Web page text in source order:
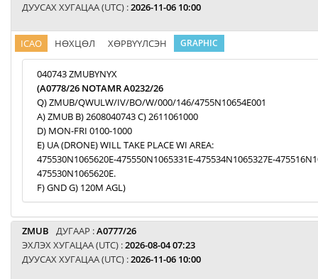
ДУУСАХ ХУГАЦАА (UTC) :2026-11-06 10:00
ICAO НӨХЦӨЛ ХӨРВҮҮЛСЭН GRAPHIC
040743 ZMUBYNYX
(A0778/26 NOTAMR A0232/26
Q) ZMUB/QWULW/IV/BO/W/000/146/4755N10654E001
A) ZMUB B) 2608040743 C) 2611061000
D) MON-FRI 0100-1000
E) UA (DRONE) WILL TAKE PLACE WI AREA:
475530N1065620E-475550N1065331E-475534N1065327E-
475530N1065620E.
F) GND G) 120M AGL)
ZMUB ДУГААР :A0777/26
ЭХЛЭХ ХУГАЦАА (UTC) :2026-08-04 07:23
ДУУСАХ ХУГАЦАА (UTC) :2026-11-06 10:00